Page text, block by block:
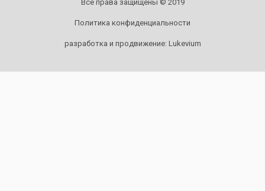
Все права защищены © 2019
Политика конфиденциальности
разработка и продвижение: Lukevium